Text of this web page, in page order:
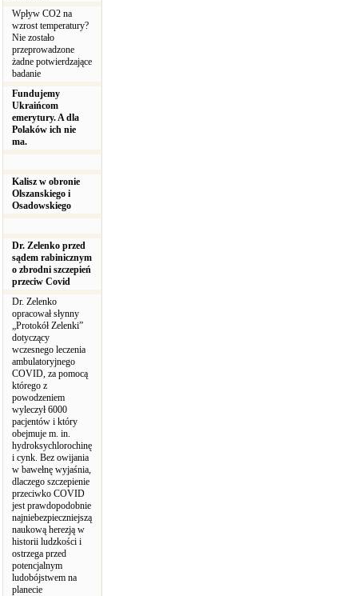
Wpływ CO2 na
wzrost temperatury?
Nie zostało
przeprowadzone
żadne potwierdzające
badanie
Fundujemy
Ukraińcom
emerytury. A dla
Polaków ich nie
ma.
Kalisz w obronie
Olszanskiego i
Osadowskiego
Dr. Zelenko przed
sądem rabinicznym
o zbrodni szczepień
przeciw Covid
Dr. Zelenko
opracował słynny
„Protokół Zelenki”
dotyczący
wczesnego leczenia
ambulatoryjnego
COVID, za pomocą
którego z
powodzeniem
wyleczył 6000
pacjentów i który
obejmuje m. in.
hydroksychlorochinę
i cynk. Bez owijania
w bawełnę wyjaśnia,
dlaczego szczepienie
przeciwko COVID
jest prawdopodobnie
najniebezpieczniejszą
naukową herezją w
historii ludzkości i
ostrzega przed
potencjalnym
ludobójstwem na
planecie